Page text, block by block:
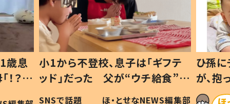
歳息
？」
小1から不登校、息子は「ギフテ
ッド」だった 父が“ウチ給食”を
作り続ける理由とは #令和の親
SNSで話題 ほ・とせなNEWS編集部
ひ孫
が、
「涙が